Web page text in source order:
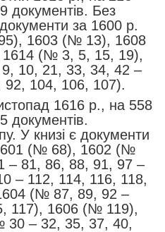
документів. Без
за 1600 р.
1603 (№ 13), 1608
(№ 3, 5, 15, 19),
10, 21, 33, 34, 42 –
104, 106, 107).
1616 р., на 558
документів.
У книзі є документи
(№ 68), 1602 (№
– 81, 86, 88, 91, 97 –
– 112, 114, 116, 118,
(№ 87, 89, 92 –
117), 1606 (№ 119),
– 32, 35, 37, 40,